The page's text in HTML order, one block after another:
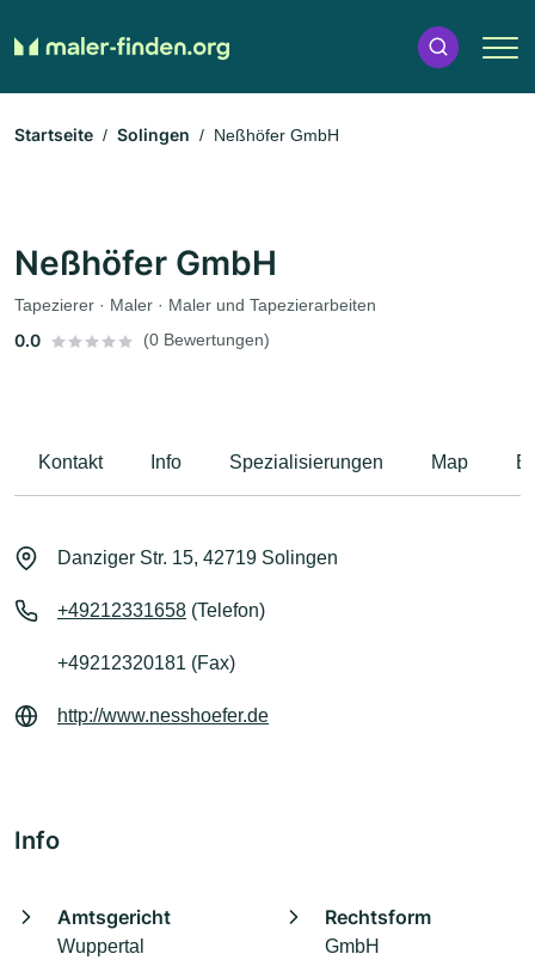
Startseite Solingen Neßhöfer GmbH
Neßhöfer GmbH
Tapezierer · Maler · Maler und Tapezierarbeiten
0.0 (0 Bewertungen)
Kontakt Info Spezialisierungen Map
Danziger Str. 15, 42719 Solingen
+49212331658 (Telefon)
+49212320181 (Fax)
http://www.nesshoefer.de
Info
Amtsgericht
Wuppertal
Rechtsform
GmbH